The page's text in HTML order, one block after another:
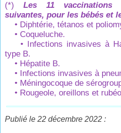
(*) Les 11 vaccinations
suivantes, pour les bébés et
• Diphtérie, tétanos et
• Coqueluche.
• Infections invasives à
type B.
• Hépatite B.
• Infections invasives à
• Méningocoque de
• Rougeole, oreillons et
Publié le 22 décembre 2022 :